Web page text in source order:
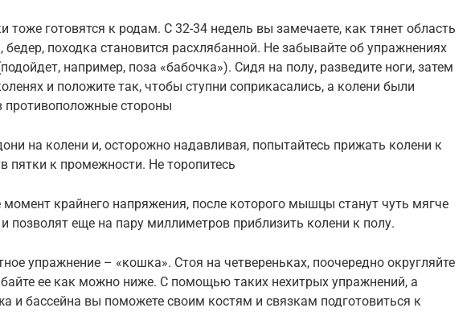
тоже готовятся к родам. С 32-34 недель вы замечаете, как тянет область
бедер, походка становится расхлябанной. Не забывайте об упражнениях
например, поза «бабочка»). Сидя на полу, разведите ноги, затем
и положите так, чтобы ступни соприкасались, а колени были
противоположные стороны
на колени и, осторожно надавливая, попытайтесь прижать колени к
пятки к промежности. Не торопитесь
момент крайнего напряжения, после которого мышцы станут чуть мягче
позволят еще на пару миллиметров приблизить колени к полу.
упражнение – «кошка». Стоя на четвереньках, поочередно округляйте
ее как можно ниже. С помощью таких нехитрых упражнений, а
и бассейна вы поможете своим костям и связкам подготовиться к